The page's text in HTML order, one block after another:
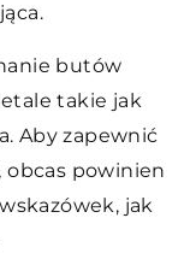
butów
takie jak
Aby zapewnić
powinien
jak